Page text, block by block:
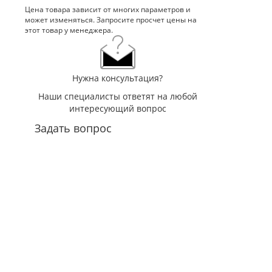
Цена товара зависит от многих параметров и
может изменяться. Запросите просчет цены на
этот товар у менеджера.
Нужна консультация?
Наши специалисты ответят на любой
интересующий вопрос
Задать вопрос